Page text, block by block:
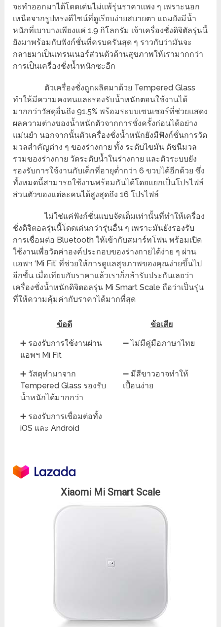
จะทำออกมาได้โดดเด่นไม่แพ้รุ่นราคาแพง ๆ เพราะนอก
เหนือจากรูปทรงดีไซน์ที่ดูเรียบง่ายสบายตา แถมยังมีน้ำ
หนักที่เบาบางเพียงแค่ 1.9 กิโลกรัม เจ้าเครื่องชั่งดิจิตัลรุ่นนี้
ยังมาพร้อมกับฟังก์ชั่นที่ครบครันสุด ๆ ราวกับว่ามันจะ
กลายมาเป็นเทรนเนอร์ส่วนตัวด้านสุขภาพให้เรามากกว่า
การเป็นเครื่องชั่งน้ำหนักซะอีก
ตัวเครื่องชั่งถูกผลิตมาด้วย Tempered Glass
ทำให้มีความคงทนและรองรับน้ำหนักตอนใช้งานได้
มากกว่าวัสดุอื่นถึง 91.5% พร้อมระบบเซนเซอร์ที่ช่วยแสดง
ผลความต่างของน้ำหนักตัวจากการชั่งครั้งก่อนได้อย่าง
แม่นยำ นอกจากนั้นตัวเครื่องชั่งน้ำหนักยังมีฟังก์ชั่นการวัด
มวลสำคัญต่าง ๆ ของร่างกาย ทั้ง ระดับไขมัน ดัชนีมวล
รวมของร่างกาย วัดระดับน้ำในร่างกาย และตัวระบบยัง
รองรับการใช้งานกับเด็กที่อายุต่ำกว่า 6 ขวบได้อีกด้วย ซึ่ง
ทั้งหมดนี้สามารถใช้งานพร้อมกันได้โดยแยกเป็นโปรไฟล์
ส่วนตัวของแต่ละคนได้สูงสุดถึง 16 โปรไฟล์
ไม่ใช่แค่ฟังก์ชั่นแบบจัดเต็มเท่านั้นที่ทำให้เครื่อง
ชั่งดิจิตอลรุ่นนี้โดดเด่นกว่ารุ่นอื่น ๆ เพราะมันยังรองรับ
การเชื่อมต่อ Bluetooth ให้เข้ากับสมาร์ทโฟน พร้อมเปิด
ใช้งานเพื่อวัดค่าองค์ประกอบของร่างกายได้ง่าย ๆ ผ่าน
แอพฯ ‘Mi Fit’ ที่ช่วยให้การดูแลสุขภาพของคุณง่ายขึ้นไป
อีกขั้น เมื่อเทียบกับราคาแล้วเราก็กล้ารับประกันเลยว่า
เครื่องชั่งน้ำหนักดิจิตอลรุ่น Mi Smart Scale ถือว่าเป็นรุ่น
ที่ให้ความคุ้มค่ากับราคาได้มากที่สุด
ข้อดี
ข้อเสีย
➕ รองรับการใช้งานผ่าน
แอพฯ Mi Fit
➖ ไม่มีคู่มือภาษาไทย
➕ วัสดุทำมาจาก
Tempered Glass รองรับ
น้ำหนักได้มากกว่า
➖ มีสีขาวอาจทำให้
เปื้อนง่าย
➕ รองรับการเชื่อมต่อทั้ง
iOS และ Android
Xiaomi Mi Smart Scale